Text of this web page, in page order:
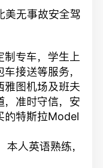
美无事故安全驾
制专车，学生上
接送等服务，
雅图机场及班夫
，准时守信，安
的特斯拉Model
人英语熟练，